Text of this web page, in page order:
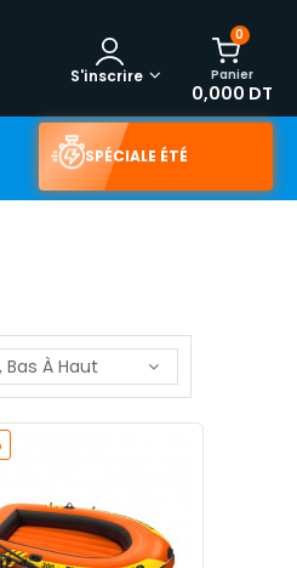
0
Panier
0,000 DT
S'inscrire
SPÉCIALE ÉTÉ
Bas À Haut